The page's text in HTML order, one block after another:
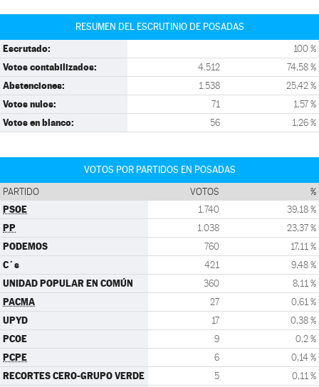
RESUMEN DEL ESCRUTINIO DE POSADAS
Escrutado: 100 %
Votos contabilizados: 4.512 74,58 %
Abstenciones: 1.538 25,42 %
Votos nulos: 71 1,57 %
Votos en blanco: 56 1,26 %
VOTOS POR PARTIDOS EN POSADAS
PARTIDO VOTOS %
PSOE 1.740 39,18 %
PP 1.038 23,37 %
PODEMOS 760 17,11 %
C´s 421 9,48 %
UNIDAD POPULAR EN COMÚN 360 8,11 %
PACMA 27 0,61 %
UPYD 17 0,38 %
PCOE 9 0,2 %
PCPE 6 0,14 %
RECORTES CERO-GRUPO VERDE 5 0,11 %